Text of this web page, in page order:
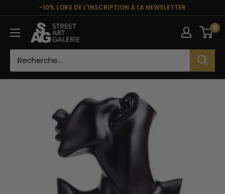
contenu
-10% LORS DE L'INSCRIPTION À LA NEWSLETTER
Street
Art
0